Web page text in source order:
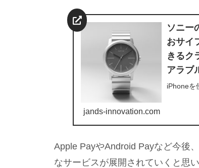
ソニー
おサイ
きるク
アラブ
iPhoneを
ておら
jands-innovation.com
Apple PayやAndroid Payなど今後
なサービスが展開されていくと思い